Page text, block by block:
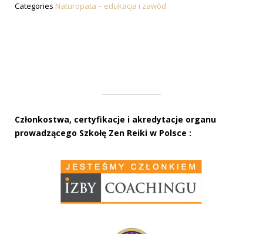
Categories Naturopata – edukacja i zawód
Członkostwa, certyfikacje i akredytacje organu
prowadzącego Szkołę Zen Reiki w Polsce :